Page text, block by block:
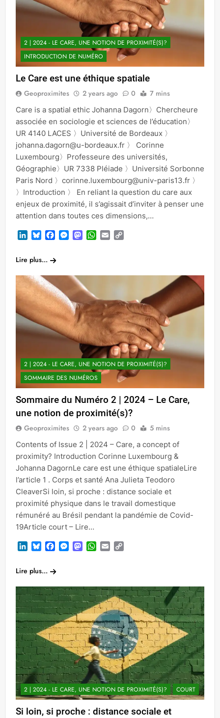
2 | 2024 - LE CARE, UNE NOTION DE PROXIMITÉ(S)?
INTRODUCTION DE NUMÉRO
Le Care est une éthique spatiale
Geoproximites 2 years ago 0 7 mins
Care is a spatial ethic Johanna Dagorn〉Chercheure
associée en sociologie et sciences de l’éducation〉
UR 4140 LACES 〉Université de Bordeaux 〉
johanna.dagorn@u-bordeaux.fr 〉 Corinne
Luxembourg〉Professeure des universités,
Géographie〉UR 7338 Pléiade 〉Université Sorbonne
Paris Nord 〉corinne.luxembourg@univ-paris13.fr 〉
〉Introduction 〉 En reliant la question du care aux
enjeux de proximité, il s’agissait d’inviter à penser une
attention dans toutes ces dimensions,…
LinkedInBlueskyFacebook
Messenger
Mastodon
WhatsApp
Email
Lire plus...
2 | 2024 - LE CARE, UNE NOTION DE PROXIMITÉ(S)?
SOMMAIRE DES NUMÉROS
Sommaire du Numéro 2 | 2024 – Le Care,
une notion de proximité(s)?
Geoproximites 2 years ago 0 5 mins
Contents of Issue 2 | 2024 – Care, a concept of
proximity? Introduction Corinne Luxembourg &
Johanna DagornLe care est une éthique spatialeLire
l’article 1 . Corps et santé Ana Julieta Teodoro
CleaverSi loin, si proche : distance sociale et
proximité physique dans le travail domestique
rémunéré au Brésil pendant la pandémie de Covid-
19Article court – Lire…
LinkedInBlueskyFacebook
Messenger
Mastodon
WhatsApp
Email
Lire plus...
2 | 2024 - LE CARE, UNE NOTION DE PROXIMITÉ(S)? COURT
Si loin, si proche : distance sociale et